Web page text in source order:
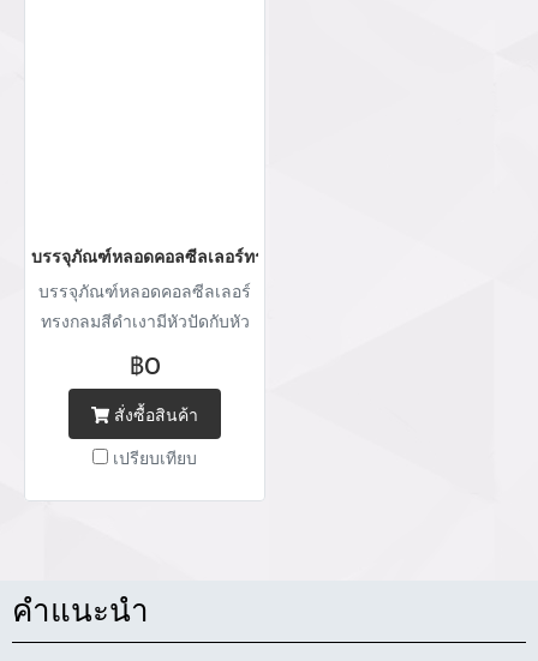
บรรจุภัณฑ์หลอดคอลซีลเลอร์ทรงกลม
บรรจุภัณฑ์หลอดคอลซีลเลอร์
ทรงกลมสีดำเงามีหัวปัดกับหัว
ทารูสามเหลี่ยม
฿0
สั่งซื้อสินค้า
เปรียบเทียบ
คำแนะนำ